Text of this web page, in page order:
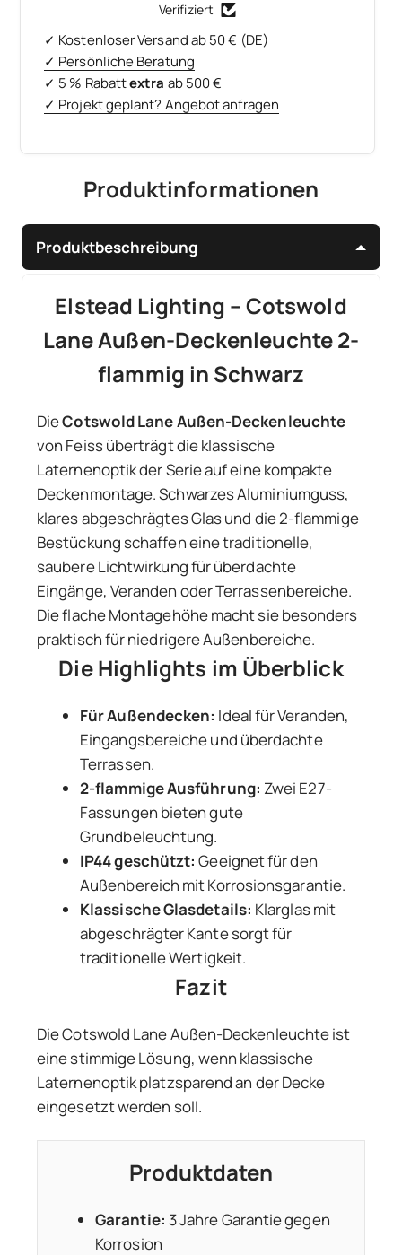
Verifiziert
✓ Kostenloser Versand ab 50 € (DE)
✓ Persönliche Beratung
✓ 5 % Rabattextra ab 500 €
✓ Projekt geplant? Angebot anfragen
Produktinformationen
Produktbeschreibung
Elstead Lighting – Cotswold
Lane Außen-Deckenleuchte 2-
flammig in Schwarz
DieCotswold Lane Außen-Deckenleuchte
von Feiss überträgt die klassische
Laternenoptik der Serie auf eine kompakte
Deckenmontage. Schwarzes Aluminiumguss,
klares abgeschrägtes Glas und die 2-flammige
Bestückung schaffen eine traditionelle,
saubere Lichtwirkung für überdachte
Eingänge, Veranden oder Terrassenbereiche.
Die flache Montagehöhe macht sie besonders
praktisch für niedrigere Außenbereiche.
Die Highlights im Überblick
Für Außendecken: Ideal für Veranden,
Eingangsbereiche und überdachte
Terrassen.
2-flammige Ausführung: Zwei E27-
Fassungen bieten gute
Grundbeleuchtung.
IP44 geschützt: Geeignet für den
Außenbereich mit Korrosionsgarantie.
Klassische Glasdetails: Klarglas mit
abgeschrägter Kante sorgt für
traditionelle Wertigkeit.
Fazit
Die Cotswold Lane Außen-Deckenleuchte ist
eine stimmige Lösung, wenn klassische
Laternenoptik platzsparend an der Decke
eingesetzt werden soll.
Produktdaten
Garantie: 3 Jahre Garantie gegen
Korrosion